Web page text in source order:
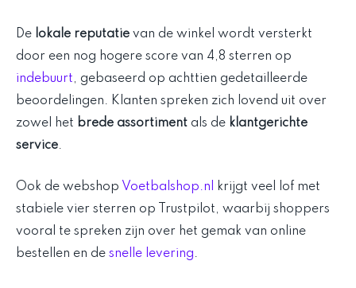
De lokale reputatie van de winkel wordt versterkt
door een nog hogere score van 4,8 sterren op
indebuurt, gebaseerd op achttien gedetailleerde
beoordelingen. Klanten spreken zich lovend uit over
zowel het brede assortiment als de klantgerichte
service.
Ook de webshop Voetbalshop.nl krijgt veel lof met
stabiele vier sterren op Trustpilot, waarbij shoppers
vooral te spreken zijn over het gemak van online
bestellen en de snelle levering.